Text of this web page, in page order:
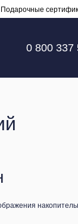
Подарочные
0 800 337